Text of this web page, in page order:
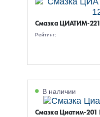
Смазка ЦИАТИМ-
Рейтинг:
В наличии
Смазка Циатим-201